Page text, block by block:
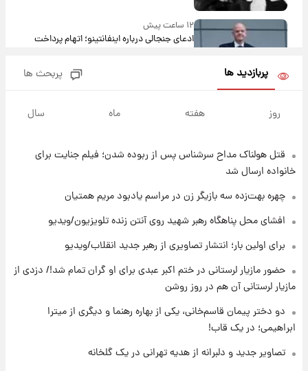
۱۲ ساعت پیش
ادعای جنجالی درباره اینفانتینو؛ اتهام پرداخت
آلزایمر و زوال عقل افزایش می‌یابد؟
۱۳ ساعت پیش
۱۳ ساعت پیش
مرداد ۱۴۰۵ +جدول
۱۴ ساعت پیش
با قدرتمندترین و بادوام ترین تانک جهان آشنا
شوید+ فیلم
۱۴ ساعت پیش
پربازدید ها پربحث ها
روز هفته ماه سال
قتل هولناک مداح سرشناس پس از ربوده شدن؛ فیلم جنایت برای
خانواده ارسال شد
چهره بهت‌زده سه بازیگر زن در مراسم یادبود مریم همتیان
افشای محل پناهگاه‌ رهبر شهید روی آنتن زنده تلویزیون/ویدیو
برای اولین بار؛ انتشار تصاویری از رهبر جدید انقلاب/ویدیو
حضور مازیار لرستانی در ختم اکبر عبدی برای او گران تمام شد!/ دزدی از
مازیار لرستانی آن هم در روز روشن
دو دختر پیمان قاسم‌خانی، یکی از بهاره رهنما و دیگری از میترا
ابراهیمی؛ در یک قاب!
تصاویر جدید و دلبرانه از هدیه تهرانی در یک گلخانه